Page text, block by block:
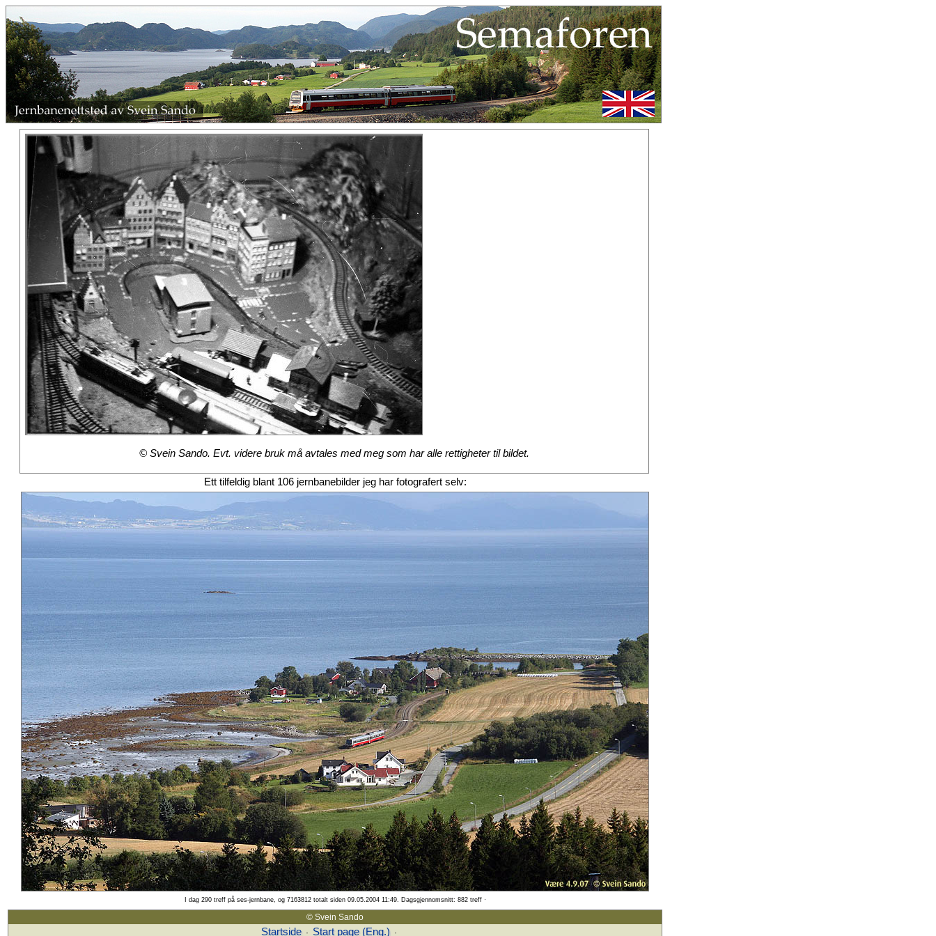
© Svein Sando. Evt. videre bruk må avtales med meg som har alle rettigheter til bildet.
Ett tilfeldig blant 106 jernbanebilder jeg har fotografert selv:
I dag 290 treff på ses-jernbane, og 7163812 totalt siden 09.05.2004 11:49. Dagsgjennomsnitt: 882 treff ·
© Svein Sando
Startside · Start page (Eng.) ·